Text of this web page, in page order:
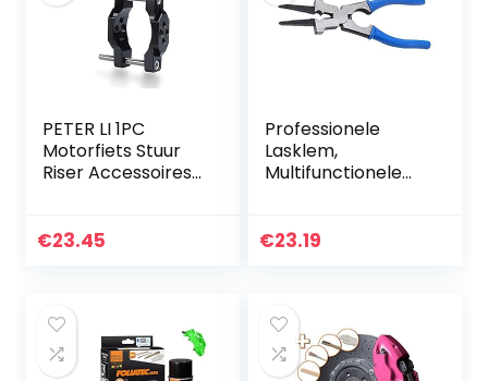
PETER LI 1PC
Motorfiets Stuur
Riser Accessoires
Adapter 17-54mm
€23.45
Professionele
Lasklem,
Multifunctionele
Lassen, Elektrisch,
€23.19